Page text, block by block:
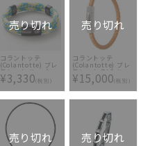
売り切れ
コラントッテ
(Colantotte) ブレ
スレット ループ
AMU ABAEJ-6430
¥3,330(税別)
売り切れ
コラントッテ
(Colantotte) ブレ
スレット TAO ルー
プ レオーネ
ABAED-49
¥15,000(税別)
売り切れ 売り切れ